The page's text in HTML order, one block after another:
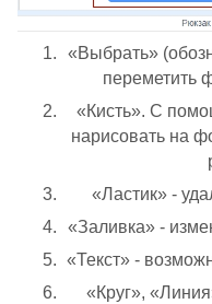
«Выбрать»
переметить
«Кисть». С
нарисовать на
«Ластик» -
«Заливка» -
«Текст» -
«Круг»,